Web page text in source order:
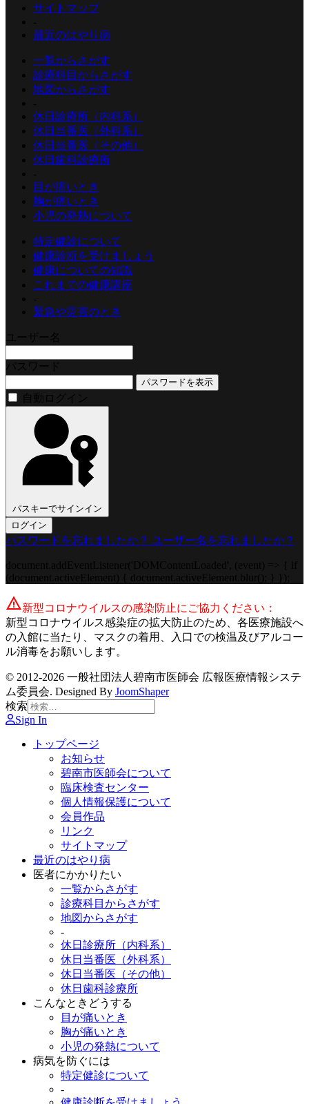
サイトマップ
最近のはやり病
一覧からさがす
診療科目からさがす
地図からさがす
休日診療所（内科系）
休日当番医（外科系）
休日当番医（その他）
休日歯科診療所
目が痛いとき
胸が痛いとき
小児の発熱について
特定健診について
健康診断を受けましょう
健康についての知識
これまでの健康講座
緊急や災害のとき
パスワードを表示
パスキーでサインイン
ログイン
パスワードを忘れましたか？ ユーザー名を忘れましたか？
warning新型コロナウイルスの感染防止にご協力ください：
新型コロナウイルス感染症の拡大防止のため、各医療施設へ
の入館に当たり、マスクの着用、入口での検温及びアルコー
ル消毒をお願いします。
© 2012-2026 一般社団法人碧南市医師会 広報医療情報システ
ム委員会. Designed By JoomShaper
検索
Sign In
トップページ
お知らせ
碧南市医師会について
臨床検査センター
個人情報保護について
会員作品
リンク
サイトマップ
最近のはやり病
医者にかかりたい
一覧からさがす
診療科目からさがす
地図からさがす
-
休日診療所（内科系）
休日当番医（外科系）
休日当番医（その他）
休日歯科診療所
こんなときどうする
目が痛いとき
胸が痛いとき
小児の発熱について
病気を防ぐには
特定健診について
-